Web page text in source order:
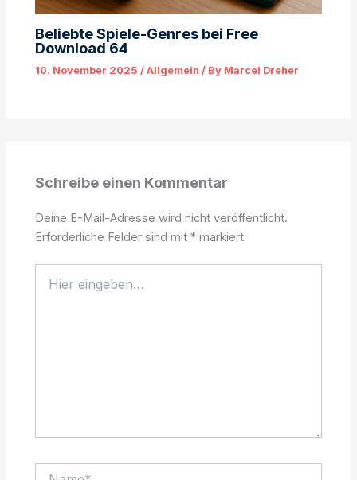
Beliebte Spiele-Genres bei Free
Download 64
10. November 2025/Allgemein / By Marcel Dreher
Schreibe einen Kommentar
Deine E-Mail-Adresse wird nicht veröffentlicht.
Erforderliche Felder sind mit* markiert
eingeben…